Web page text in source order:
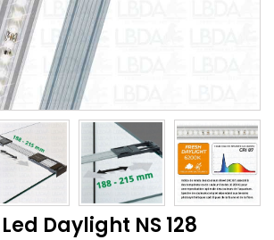
Daylight NS 128